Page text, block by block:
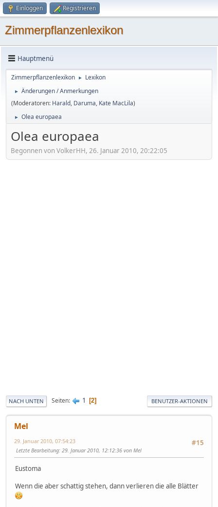
Einloggen Registrieren
Zimmerpflanzenlexikon
Hauptmenü
Zimmerpflanzenlexikon ► Lexikon
►
Änderungen / Anmerkungen
(Moderatoren: Harald, Daruma, Kate MacLila)
► Olea europaea
Olea europaea
Begonnen von VolkerHH, 26. Januar 2010, 20:22:05
NACH UNTEN Seiten 1 2 BENUTZER-AKTIONEN
Mel
#15
29. Januar 2010, 07:54:23
Letzte Bearbeitung: 29. Januar 2010, 12:12:36 von Mel
Eustoma
Wenn die aber schattig stehen, dann verlieren die alle Blätter